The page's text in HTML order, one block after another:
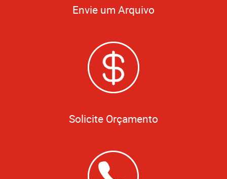
Envie um Arquivo
Solicite Orçamento